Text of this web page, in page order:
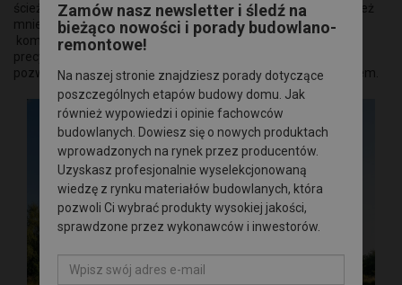
ścieżki „step by step”, ale zainteresowaniem cieszą się również
mniejsze formaty. Duży wybór odcieni pozwala uniknąć
kompromisów – nawierzchnię można dopasować tak
precyzyjnie, jak kolor zasłon do ścian. Oto rozwiązania, które
pozwalają stworzyć harmonijną przestrzeń spójną z wnętrzem.
Zamów nasz newsletter i śledź na
bieżąco nowości i porady budowlano-
remontowe!
Na naszej stronie znajdziesz porady dotyczące
poszczególnych etapów budowy domu. Jak
również wypowiedzi i opinie fachowców
budowlanych. Dowiesz się o nowych produktach
wprowadzonych na rynek przez producentów.
Uzyskasz profesjonalnie wyselekcjonowaną
wiedzę z rynku materiałów budowlanych, która
pozwoli Ci wybrać produkty wysokiej jakości,
sprawdzone przez wykonawców i inwestorów.